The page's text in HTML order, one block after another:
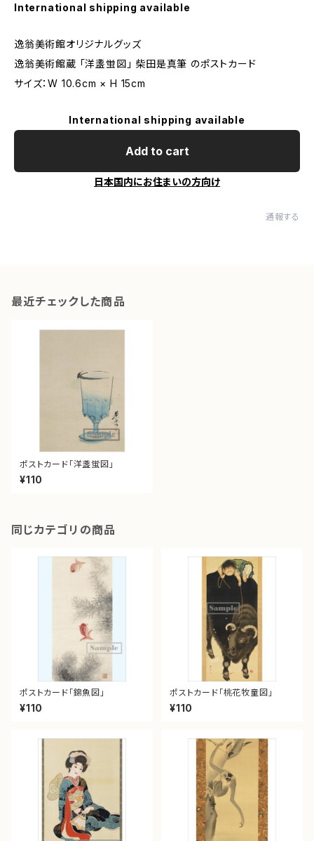
International shipping available
逸翁美術館オリジナルグッズ
逸翁美術館蔵 「洋盞蛍図」 柴田是真筆 のポストカード
サイズ：W 10.6cm × H 15cm
International shipping available
Add to cart
日本国内にお住まいの方向け
通報する
最近チェックした商品
ポストカード「洋盞蛍図」
¥110
同じカテゴリの商品
ポストカード「錦魚図」
¥110
ポストカード「桃花牧童図」
¥110